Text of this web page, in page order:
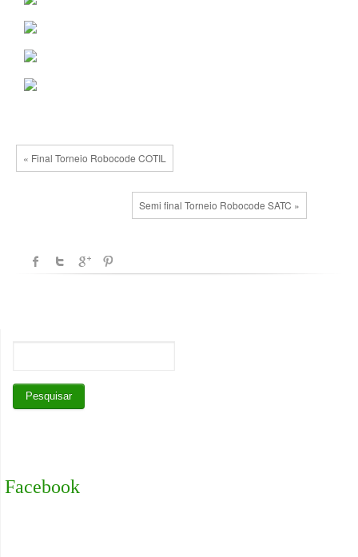
« Final Torneio Robocode COTIL
Semi final Torneio Robocode SATC »
Facebook